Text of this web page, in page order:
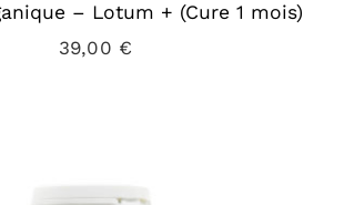
– Lotum + (Cure 1 mois)
39,00 €